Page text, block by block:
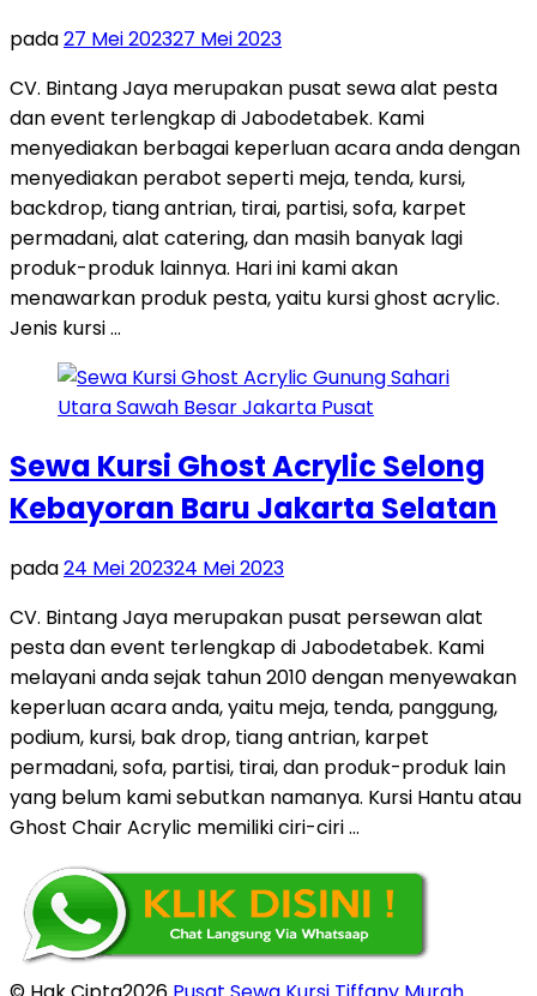
pada27 Mei 202327 Mei 2023
CV. Bintang Jaya merupakan pusat sewa alat pesta
dan event terlengkap di Jabodetabek. Kami
menyediakan berbagai keperluan acara anda dengan
menyediakan perabot seperti meja, tenda, kursi,
backdrop, tiang antrian, tirai, partisi, sofa, karpet
permadani, alat catering, dan masih banyak lagi
produk-produk lainnya. Hari ini kami akan
menawarkan produk pesta, yaitu kursi ghost acrylic.
Jenis kursi …
Sewa Kursi Ghost Acrylic Selong
Kebayoran Baru Jakarta Selatan
pada24 Mei 202324 Mei 2023
CV. Bintang Jaya merupakan pusat persewan alat
pesta dan event terlengkap di Jabodetabek. Kami
melayani anda sejak tahun 2010 dengan menyewakan
keperluan acara anda, yaitu meja, tenda, panggung,
podium, kursi, bak drop, tiang antrian, karpet
permadani, sofa, partisi, tirai, dan produk-produk lain
yang belum kami sebutkan namanya. Kursi Hantu atau
Ghost Chair Acrylic memiliki ciri-ciri …